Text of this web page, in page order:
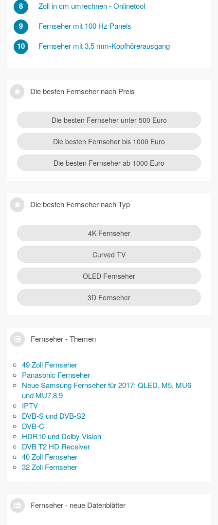
8 Zoll in cm umrechnen - Onlinetool
9 Fernseher mit 100 Hz Panels
10 Fernseher mit 3,5 mm-Kopfhörerausgang
Die besten Fernseher nach Preis
Die besten Fernseher unter 500 Euro
Die besten Fernseher bis 1000 Euro
Die besten Fernseher ab 1000 Euro
Die besten Fernseher nach Typ
4K Fernseher
Curved TV
OLED Fernseher
3D Fernseher
Fernseher - Themen
49 Zoll Fernseher
Panasonic Fernseher
Neue Samsung Fernseher für 2017: QLED, M5, MU6
und MU7,8,9
IPTV
DVB-S und DVB-S2
DVB-C
HDR10 und Dolby Vision
DVB T2 HD Receiver
40 Zoll Fernseher
32 Zoll Fernseher
Fernseher - neue Datenblätter